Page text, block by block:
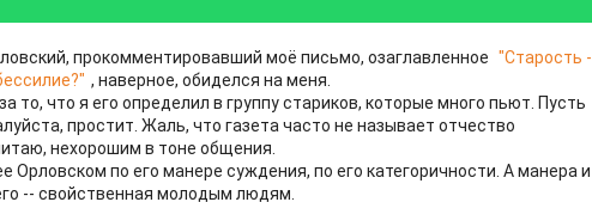
прокомментировавший моё письмо, озаглавленное "Старость -
, наверное, обиделся на меня.
то, что я его определил в группу стариков, которые много пьют. Пусть
простит. Жаль, что газета часто не называет отчество
нехорошим в тоне общения.
Орловском по его манере суждения, по его категоричности. А манера и
-- свойственная молодым людям.